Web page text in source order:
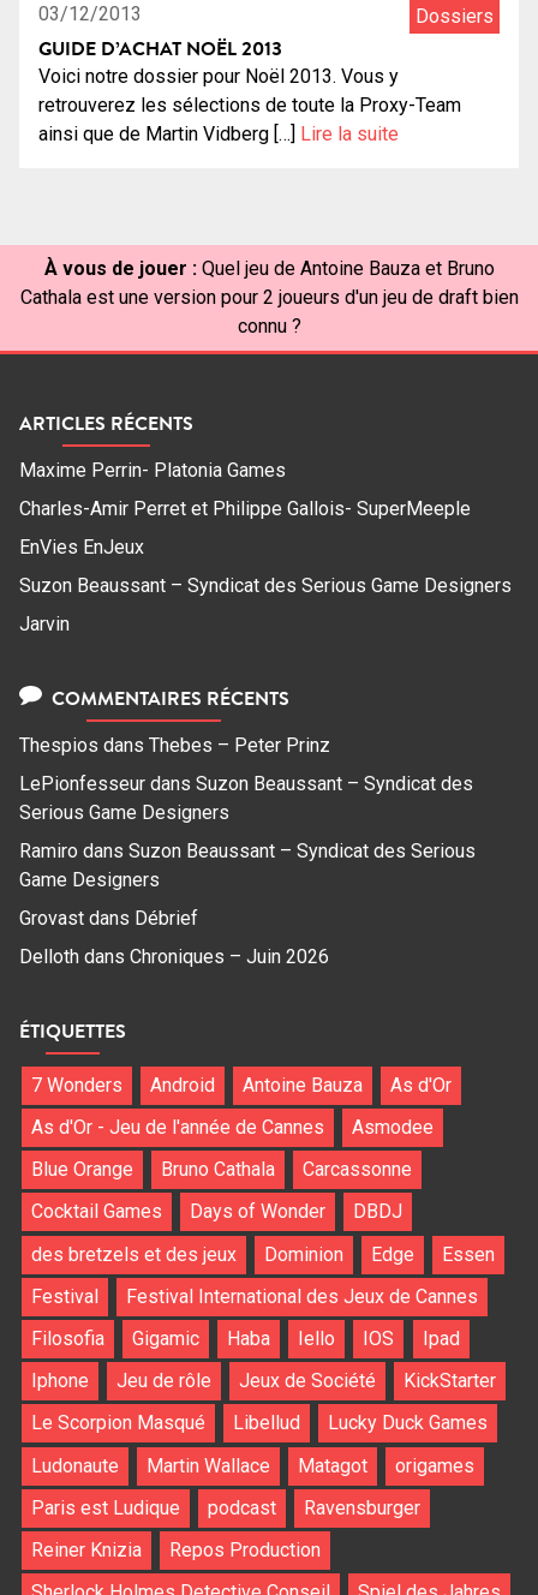
03/12/2013 Dossiers
GUIDE D’ACHAT NOËL 2013
Voici notre dossier pour Noël 2013. Vous y
retrouverez les sélections de toute la Proxy-Team
ainsi que de Martin Vidberg […] Lire la suite
À vous de jouer : Quel jeu de Antoine Bauza et Bruno
Cathala est une version pour 2 joueurs d'un jeu de draft bien
connu ?
ARTICLES RÉCENTS
Maxime Perrin- Platonia Games
Charles-Amir Perret et Philippe Gallois- SuperMeeple
EnVies EnJeux
Suzon Beaussant – Syndicat des Serious Game Designers
Jarvin
COMMENTAIRES RÉCENTS
Thespios dans Thebes – Peter Prinz
LePionfesseur dans Suzon Beaussant – Syndicat des
Serious Game Designers
Ramiro dans Suzon Beaussant – Syndicat des Serious
Game Designers
Grovast dans Débrief
Delloth dans Chroniques – Juin 2026
ÉTIQUETTES
7 Wonders Android Antoine Bauza
As d'Or
As d'Or - Jeu de l'année de Cannes
Asmodee
Blue Orange
Bruno Cathala
Carcassonne
Cocktail Games
Days of Wonder
DBDJ
des bretzels et des jeux
Dominion Edge
Essen
Festival
Festival International des Jeux de Cannes
Filosofia
Gigamic Haba Iello IOS
Ipad
Iphone
Jeu de rôle Jeux de Société
KickStarter
Le Scorpion Masqué
Libellud
Lucky Duck Games
Ludonaute
Martin Wallace Matagot
origames
Paris est Ludique
podcast
Ravensburger
Reiner Knizia
Repos Production